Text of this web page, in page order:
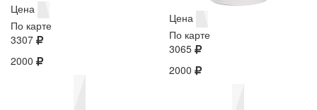
Цена
По карте
3307
2000
Цена
По карте
3065
2000